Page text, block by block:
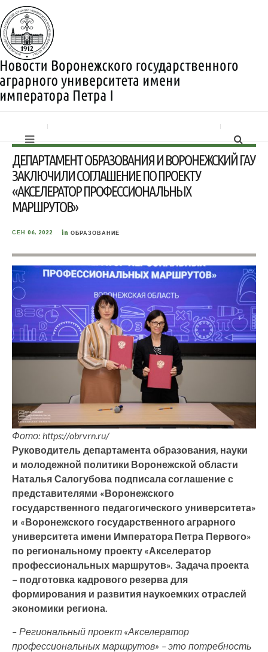
ДЕПАРТАМЕНТ ОБРАЗОВАНИЯ И ВОРОНЕЖСКИЙ ГАУ
ЗАКЛЮЧИЛИ СОГЛАШЕНИЕ ПО ПРОЕКТУ
«АКСЕЛЕРАТОР ПРОФЕССИОНАЛЬНЫХ
МАРШРУТОВ»
СЕН 06, 2022 in ОБРАЗОВАНИЕ
Фото: https://obrvrn.ru/
Руководитель департамента образования, науки
и молодежной политики Воронежской области
Наталья Салогубова подписала соглашение с
представителями «Воронежского
государственного педагогического университета»
и «Воронежского государственного аграрного
университета имени Императора Петра Первого»
по региональному проекту «Акселератор
профессиональных маршрутов». Задача проекта
– подготовка кадрового резерва для
формирования и развития наукоемких отраслей
экономики региона.
– Региональный проект «Акселератор
профессиональных маршрутов» – это потребность